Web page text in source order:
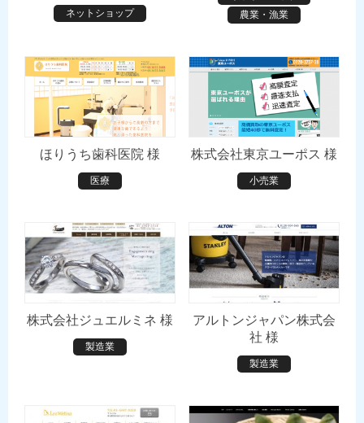
ネットショップ
農業・漁業
ほりうち歯科医院 様
医療
株式会社東京ユーポス 様
小売業
株式会社ジュエルミネ 様
製造業
アルトンジャパン株式会
社 様
製造業